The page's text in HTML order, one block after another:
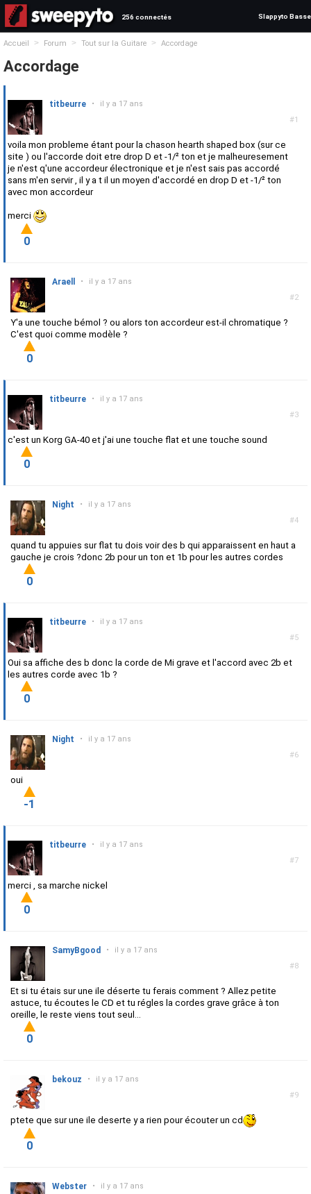
256 connectés Slappyto Basse
Accueil > Forum > Tout sur la Guitare > Accordage
Accordage
#1
titbeurre • il y a 17 ans
voila mon probleme étant pour la chason hearth shaped box (sur ce
site ) ou l'accorde doit etre drop D et -1/² ton et je malheuresement
je n'est q'une accordeur électronique et je n'est sais pas accordé
sans m'en servir , il y a t il un moyen d'accordé en drop D et -1/² ton
avec mon accordeur
merci
0
#2
Araell • il y a 17 ans
Y'a une touche bémol ? ou alors ton accordeur est-il chromatique ?
C'est quoi comme modèle ?
0
#3
titbeurre • il y a 17 ans
c'est un Korg GA-40 et j'ai une touche flat et une touche sound
0
#4
Night • il y a 17 ans
quand tu appuies sur flat tu dois voir des b qui apparaissent en haut a
gauche je crois ?donc 2b pour un ton et 1b pour les autres cordes
0
#5
titbeurre • il y a 17 ans
Oui sa affiche des b donc la corde de Mi grave et l'accord avec 2b et
les autres corde avec 1b ?
0
#6
Night • il y a 17 ans
oui
-1
#7
titbeurre • il y a 17 ans
merci , sa marche nickel
0
#8
SamyBgood • il y a 17 ans
Et si tu étais sur une ile déserte tu ferais comment ? Allez petite
astuce, tu écoutes le CD et tu régles la cordes grave grâce à ton
oreille, le reste viens tout seul...
0
#9
bekouz • il y a 17 ans
ptete que sur une ile deserte y a rien pour écouter un cd
0
Webster • il y a 17 ans